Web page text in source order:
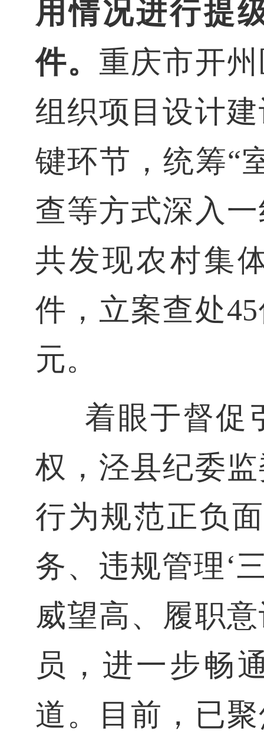
用情况进行提
件。 重庆市开
组织项目设计
键环节，统筹“
查等方式深入
共发现农村集
件，立案查处
元。
着眼于督促
权，泾县纪委
行为规范正负
务、违规管理‘
威望高、履职
员，进一步畅
道。目前，已